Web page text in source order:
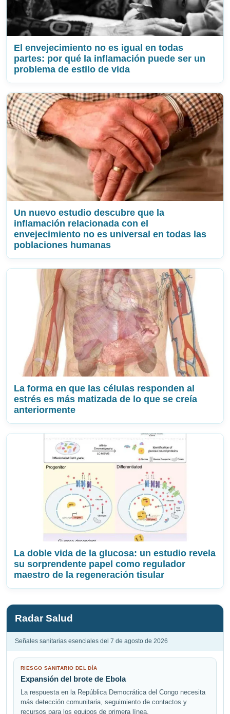
El envejecimiento no es igual en todas
partes: por qué la inflamación puede ser un
problema de estilo de vida
Un nuevo estudio descubre que la
inflamación relacionada con el
envejecimiento no es universal en todas las
poblaciones humanas
La forma en que las células responden al
estrés es más matizada de lo que se creía
anteriormente
La doble vida de la glucosa: un estudio revela
su sorprendente papel como regulador
maestro de la regeneración tisular
Radar Salud
Señales sanitarias esenciales del 7 de agosto de 2026
RIESGO SANITARIO DEL DÍA
Expansión del brote de Ebola
La respuesta en la República Democrática del Congo necesita
más detección comunitaria, seguimiento de contactos y
recursos para los equipos de primera línea.